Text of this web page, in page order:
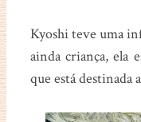
Kyoshi teve uma
ainda criança, ela
que está destinada